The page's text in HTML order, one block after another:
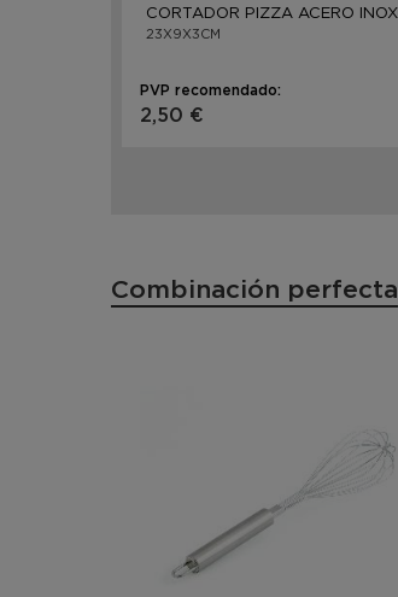
23X9X3CM
PVP recomendado:
2,50 €
Combinación perfecta